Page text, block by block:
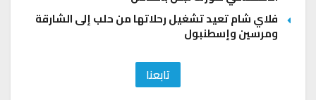
فلاي شام تعيد تشغيل رحلاتها من حلب إلى الشارقة
ومرسين وإسطنبول
تابعنا